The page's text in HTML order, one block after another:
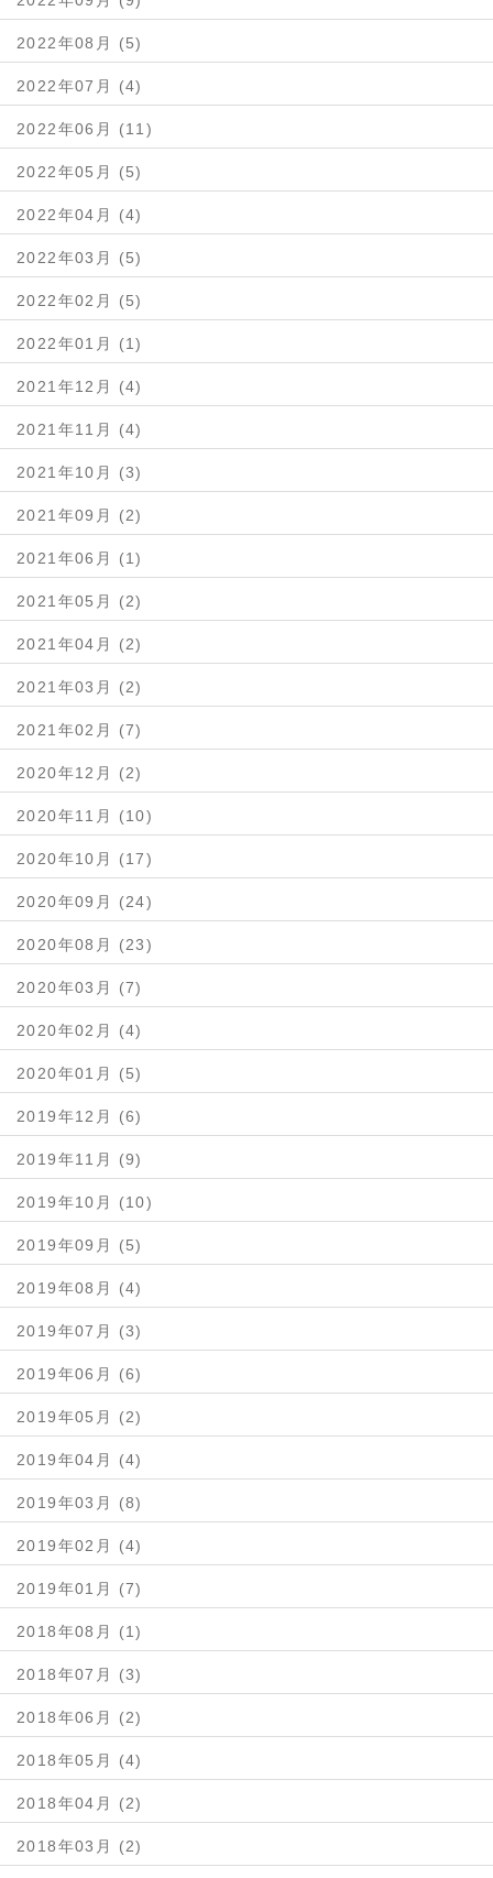
2022年08月 (5)
2022年07月 (4)
2022年06月 (11)
2022年05月 (5)
2022年04月 (4)
2022年03月 (5)
2022年02月 (5)
2022年01月 (1)
2021年12月 (4)
2021年11月 (4)
2021年10月 (3)
2021年09月 (2)
2021年06月 (1)
2021年05月 (2)
2021年04月 (2)
2021年03月 (2)
2021年02月 (7)
2020年12月 (2)
2020年11月 (10)
2020年10月 (17)
2020年09月 (24)
2020年08月 (23)
2020年03月 (7)
2020年02月 (4)
2020年01月 (5)
2019年12月 (6)
2019年11月 (9)
2019年10月 (10)
2019年09月 (5)
2019年08月 (4)
2019年07月 (3)
2019年06月 (6)
2019年05月 (2)
2019年04月 (4)
2019年03月 (8)
2019年02月 (4)
2019年01月 (7)
2018年08月 (1)
2018年07月 (3)
2018年06月 (2)
2018年05月 (4)
2018年04月 (2)
2018年03月 (2)